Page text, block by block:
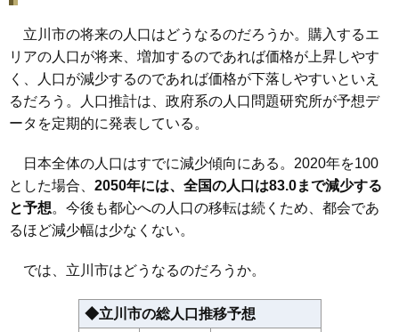
立川市の将来の人口はどうなるのだろうか。購入するエ
リアの人口が将来、増加するのであれば価格が上昇しやす
く、人口が減少するのであれば価格が下落しやすいといえ
るだろう。人口推計は、政府系の人口問題研究所が予想デ
ータを定期的に発表している。
日本全体の人口はすでに減少傾向にある。2020年を100
とした場合、 2050年には、全国の人口は83.0まで減少する
と予想。今後も都心への人口の移転は続くため、都会であ
るほど減少幅は少なくない。
では、立川市はどうなるのだろうか。
◆立川市の総人口推移予想